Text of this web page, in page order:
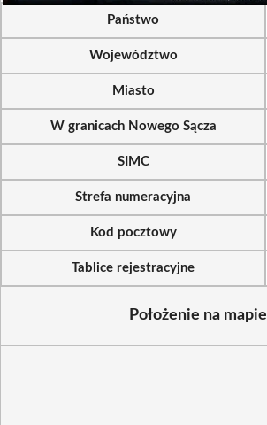
Państwo
Województwo
Miasto
W granicach Nowego Sącza
SIMC
Strefa numeracyjna
Kod pocztowy
Tablice rejestracyjne
Położenie na mapie